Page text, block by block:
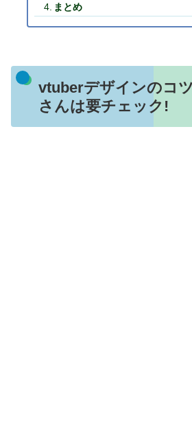
まとめ
vtuberデザインのコ
さんは要チェック!